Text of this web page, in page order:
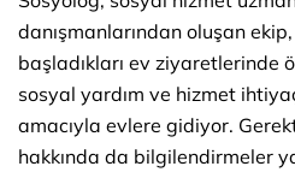
danışmanlarından oluşan ekip,
başladıkları ev ziyaretlerinde
sosyal yardım ve hizmet
amacıyla evlere gidiyor.
hakkında da bilgilendirmeler